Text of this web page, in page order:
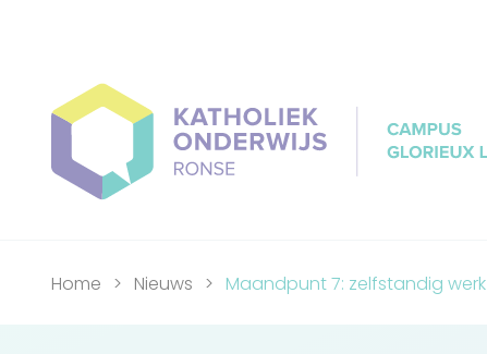
Home Nieuws Maandpunt 7: zelfstandig werk